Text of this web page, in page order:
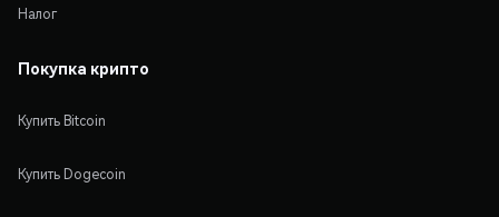
Налог
Покупка крипто
Купить Bitcoin
Купить Dogecoin